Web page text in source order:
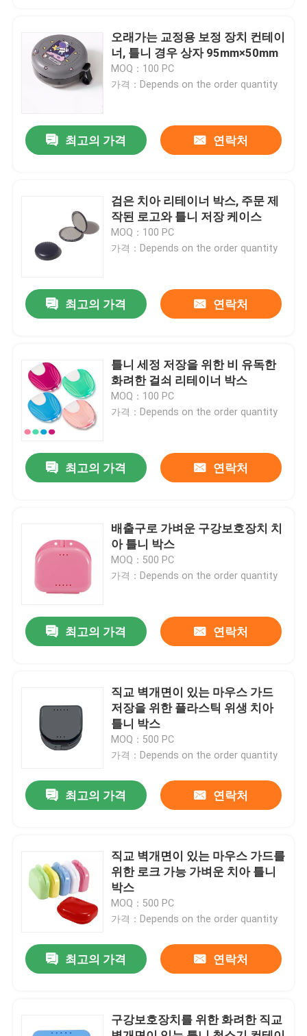
집
우리에 대하여
품질 관리
인용문을 요구하세요
치아관 박스
치아 틀니 박스
오래가는 교정용 보정 장치 컨테이
너, 틀니 경우 상자 95mm×50mm
MOQ：100 PC
가격：Depends on the order quantity
최고의 가격 연락처
검은 치아 리테이너 박스, 주문 제
작된 로고와 틀니 저장 케이스
MOQ：100 PC
가격：Depends on the order quantity
최고의 가격 연락처
틀니 세정 저장을 위한 비 유독한
화려한 걸쇠 리테이너 박스
MOQ：100 PC
가격：Depends on the order quantity
최고의 가격 연락처
배출구로 가벼운 구강보호장치 치
아 틀니 박스
MOQ：500 PC
가격：Depends on the order quantity
최고의 가격 연락처
직교 벽개면이 있는 마우스 가드
저장을 위한 플라스틱 위생 치아
틀니 박스
MOQ：500 PC
가격：Depends on the order quantity
최고의 가격 연락처
직교 벽개면이 있는 마우스 가드를
위한 로크 가능 가벼운 치아 틀니
박스
MOQ：500 PC
가격：Depends on the order quantity
최고의 가격 연락처
구강보호장치를 위한 화려한 직교